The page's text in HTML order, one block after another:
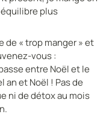
plus
de « trop manger » et
vous :
entre Noël et le
an et Noël ! Pas de
ni de détox au mois